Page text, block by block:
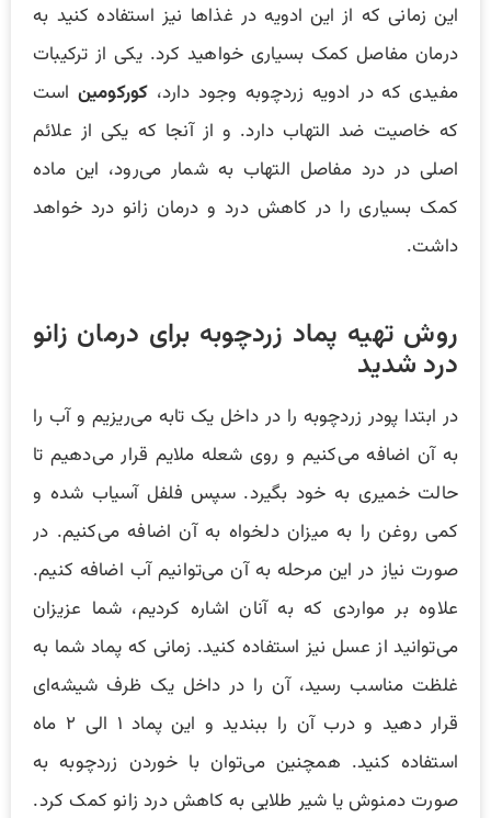
این زمانی که از این ادویه در غذاها نیز استفاده کنید به
درمان مفاصل کمک بسیاری خواهید کرد. یکی از ترکیبات
مفیدی که در ادویه زردچوبه وجود دارد، کورکومین است
که خاصیت ضد التهاب دارد. و از آنجا که یکی از علائم
اصلی در درد مفاصل التهاب به شمار می‌رود، این ماده
کمک بسیاری را در کاهش درد و درمان زانو درد خواهد
داشت.
روش تهیه پماد زردچوبه برای درمان زانو
درد شدید
در ابتدا پودر زردچوبه را در داخل یک تابه می‌ریزیم و آب را
به آن اضافه می‌کنیم و روی شعله ملایم قرار می‌دهیم تا
حالت خمیری به خود بگیرد. سپس فلفل آسیاب شده و
کمی روغن را به میزان دلخواه به آن اضافه می‌کنیم. در
صورت نیاز در این مرحله به آن می‌توانیم آب اضافه کنیم.
علاوه بر مواردی که به آنان اشاره کردیم، شما عزیزان
می‌توانید از عسل نیز استفاده کنید. زمانی که پماد شما به
غلظت مناسب رسید، آن را در داخل یک ظرف شیشه‌ای
قرار دهید و درب آن را ببندید و این پماد ۱ الی ۲ ماه
استفاده کنید. همچنین می‌توان با خوردن زردچوبه به
صورت دمنوش یا شیر طلایی به کاهش درد زانو کمک کرد.